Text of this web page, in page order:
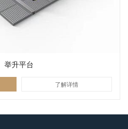
举升平台
了解详情